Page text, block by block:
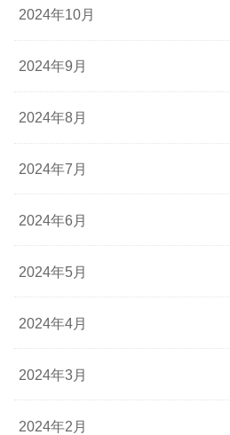
2024年10月
2024年9月
2024年8月
2024年7月
2024年6月
2024年5月
2024年4月
2024年3月
2024年2月